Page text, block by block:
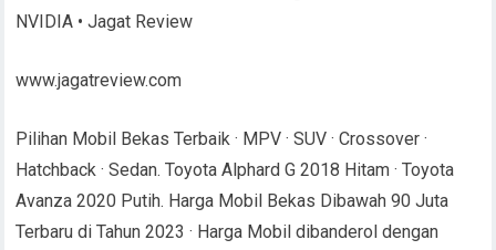
www.jagatreview.com
Pilihan Mobil Bekas Terbaik · MPV · SUV · Crossover ·
Hatchback · Sedan. Toyota Alphard G 2018 Hitam · Toyota
Avanza 2020 Putih. Harga Mobil Bekas Dibawah 90 Juta
Terbaru di Tahun 2023 · Harga Mobil dibanderol dengan